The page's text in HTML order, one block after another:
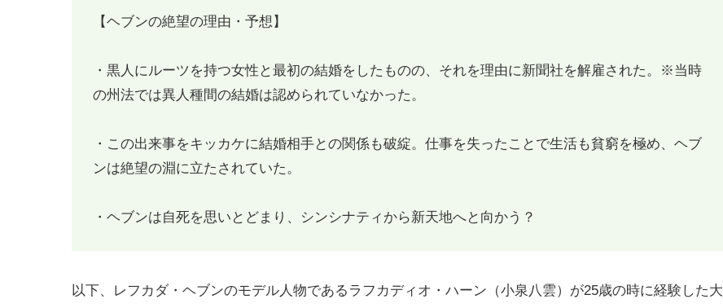
【ヘブンの絶望の理由・予想】
・黒人にルーツを持つ女性と最初の結婚をしたものの、それを理由に新聞社を解雇された。※当時
の州法では異人種間の結婚は認められていなかった。
・この出来事をキッカケに結婚相手との関係も破綻。仕事を失ったことで生活も貧窮を極め、ヘブ
ンは絶望の淵に立たされていた。
・ヘブンは自死を思いとどまり、シンシナティから新天地へと向かう？
以下、レフカダ・ヘブンのモデル人物であるラフカディオ・ハーン（小泉八雲）が25歳の時に経験した大